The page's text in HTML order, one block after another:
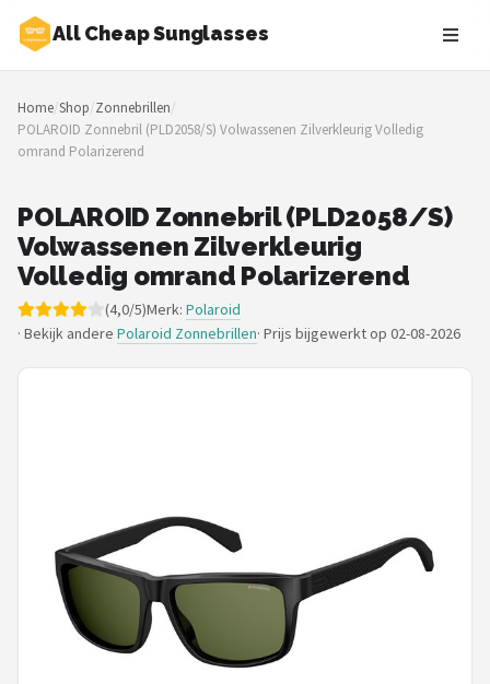
All Cheap Sunglasses
Zoeken
NAVIGATIE
Shop
Merken
Blog
Zonnebrillen
Baby zonnebrillen
KIMU
Kingseven
Home/Shop/Zonnebrillen/
POLAROID Zonnebril (PLD2058/S) Volwassenen Zilverkleurig Volledig
omrand Polarizerend
POLAROID Zonnebril (PLD2058/S)
Volwassenen Zilverkleurig
Volledig omrand Polarizerend
(4,0/5)Merk: Polaroid
· Bekijk andere Polaroid Zonnebrillen· Prijs bijgewerkt op 02-08-2026